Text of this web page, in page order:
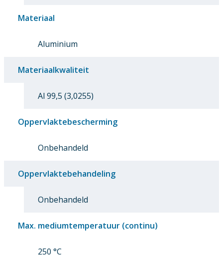
Materiaal
Aluminium
Materiaalkwaliteit
Al 99,5 (3,0255)
Oppervlaktebescherming
Onbehandeld
Oppervlaktebehandeling
Onbehandeld
Max. mediumtemperatuur (continu)
250 °C